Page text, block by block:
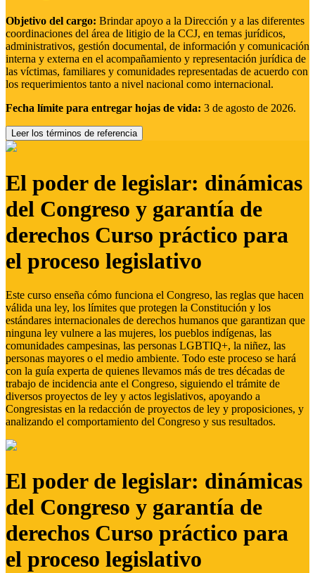
Objetivo del cargo: Brindar apoyo a la Dirección y a las diferentes
coordinaciones del área de litigio de la CCJ, en temas jurídicos,
administrativos, gestión documental, de información y comunicación
interna y externa en el acompañamiento y representación jurídica de
las víctimas, familiares y comunidades representadas de acuerdo con
los requerimientos tanto a nivel nacional como internacional.
Fecha límite para entregar hojas de vida: 3 de agosto de 2026.
Leer los términos de referencia
El poder de legislar: dinámicas
del Congreso y garantía de
derechos Curso práctico para
el proceso legislativo
Este curso enseña cómo funciona el Congreso, las reglas que hacen
válida una ley, los límites que protegen la Constitución y los
estándares internacionales de derechos humanos que garantizan que
ninguna ley vulnere a las mujeres, los pueblos indígenas, las
comunidades campesinas, las personas LGBTIQ+, la niñez, las
personas mayores o el medio ambiente. Todo este proceso se hará
con la guía experta de quienes llevamos más de tres décadas de
trabajo de incidencia ante el Congreso, siguiendo el trámite de
diversos proyectos de ley y actos legislativos, apoyando a
Congresistas en la redacción de proyectos de ley y proposiciones, y
analizando el comportamiento del Congreso y sus resultados.
El poder de legislar: dinámicas
del Congreso y garantía de
derechos Curso práctico para
el proceso legislativo